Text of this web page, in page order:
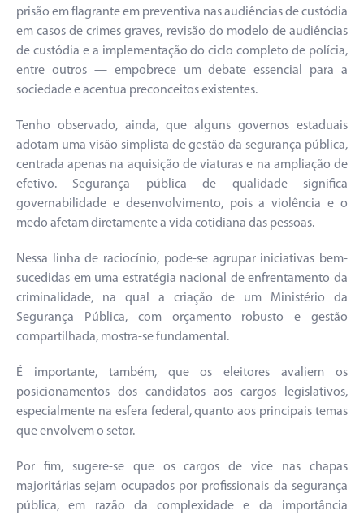
prisão em flagrante em preventiva nas audiências de custódia
em casos de crimes graves, revisão do modelo de audiências
de custódia e a implementação do ciclo completo de polícia,
entre outros — empobrece um debate essencial para a
sociedade e acentua preconceitos existentes.
Tenho observado, ainda, que alguns governos estaduais
adotam uma visão simplista de gestão da segurança pública,
centrada apenas na aquisição de viaturas e na ampliação de
efetivo. Segurança pública de qualidade significa
governabilidade e desenvolvimento, pois a violência e o
medo afetam diretamente a vida cotidiana das pessoas.
Nessa linha de raciocínio, pode-se agrupar iniciativas bem-
sucedidas em uma estratégia nacional de enfrentamento da
criminalidade, na qual a criação de um Ministério da
Segurança Pública, com orçamento robusto e gestão
compartilhada, mostra-se fundamental.
É importante, também, que os eleitores avaliem os
posicionamentos dos candidatos aos cargos legislativos,
especialmente na esfera federal, quanto aos principais temas
que envolvem o setor.
Por fim, sugere-se que os cargos de vice nas chapas
majoritárias sejam ocupados por profissionais da segurança
pública, em razão da complexidade e da importância